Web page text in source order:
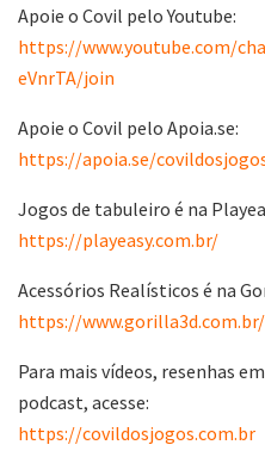
Apoie o Covil pelo Youtube:
https://www.youtube.com/
eVnrTA/join
Apoie o Covil pelo Apoia.se:
https://apoia.se/
Jogos de tabuleiro é na
https://playeasy.com.br/
Acessórios Realísticos é na
https://www.gorilla3d.com.br/
Para mais vídeos, resenhas
podcast, acesse:
https://covildosjogos.com.br